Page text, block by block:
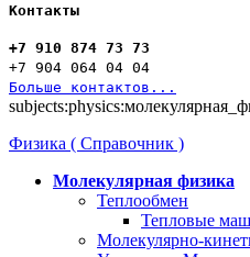
Контакты
+7 910 874 73 73
+7 904 064 04 04
Больше контактов...
Физика ( Справочник )
Молекулярная физика
Теплообмен
Тепловые
Молекулярно-